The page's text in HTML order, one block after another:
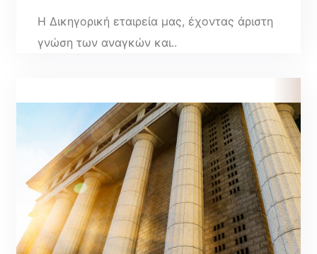
Η Δικηγορική εταιρεία μας, έχοντας άριστη
γνώση των αναγκών και..